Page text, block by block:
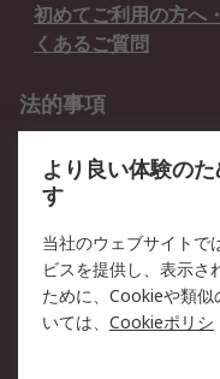
初めてご利用の方へ
くあるご質問
法的事項
クッキーポリシー
RSについて
会社概要
プレスリリース＆お
より良い体験の
す
当社のウェブサイトで
ビスを提供し、表示さ
ために、Cookieや類
いては、 Cookieポリシ